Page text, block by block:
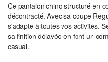
Ce pantalon chino structuré en
décontracté. Avec sa coupe
s'adapte à toutes vos activités.
sa finition délavée en font un
casual.